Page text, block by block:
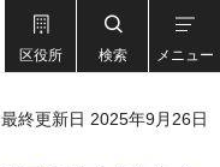
区役所 検索 メニュー
最終更新日 2025年9月26日